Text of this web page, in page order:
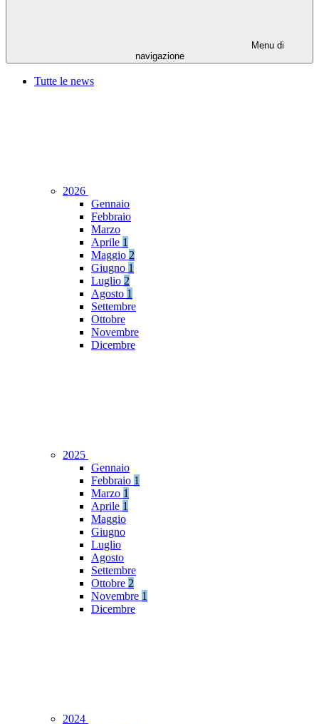
Menu di
navigazione
Tutte le news
2026
Gennaio
Febbraio
Marzo
Aprile 1
Maggio 2
Giugno 1
Luglio 2
Agosto 1
Settembre
Ottobre
Novembre
Dicembre
2025
Gennaio
Febbraio 1
Marzo 1
Aprile 1
Maggio
Giugno
Luglio
Agosto
Settembre
Ottobre 2
Novembre 1
Dicembre
2024